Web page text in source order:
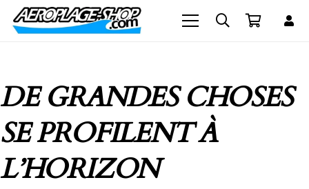
DE GRANDES CHOSES
SE PROFILENT À
L’HORIZON